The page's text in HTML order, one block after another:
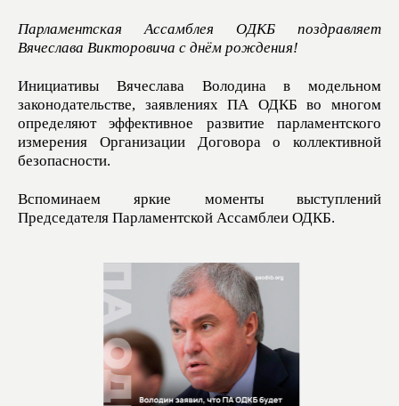
Парламентская Ассамблея ОДКБ поздравляет
Вячеслава Викторовича с днём рождения!
Инициативы Вячеслава Володина в модельном
законодательстве, заявлениях ПА ОДКБ во многом
определяют эффективное развитие парламентского
измерения Организации Договора о коллективной
безопасности.
Вспоминаем яркие моменты выступлений
Председателя Парламентской Ассамблеи ОДКБ.